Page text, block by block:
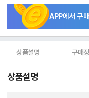
APP에서 구
상품설명 구매
상품설명